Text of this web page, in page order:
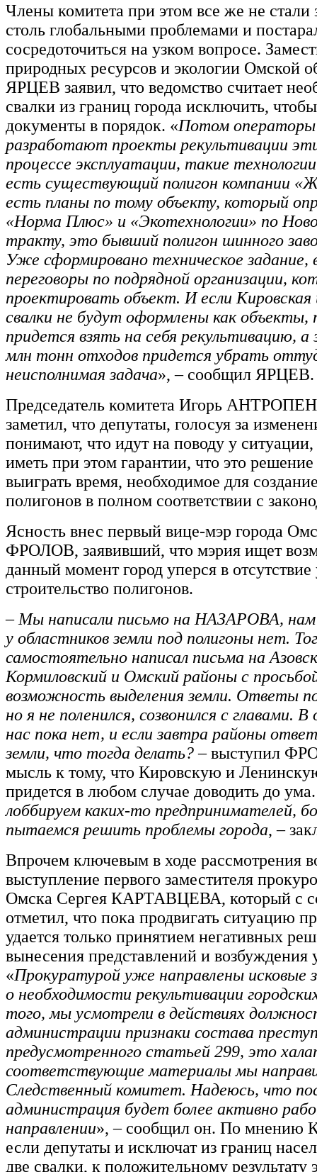
Члены комитета при этом все же не стали
столь глобальными проблемами и
сосредоточиться на узком вопросе.
природных ресурсов и экологии Омской
ЯРЦЕВ заявил, что ведомство считает
свалки из границ города исключить,
документы в порядок. «Потом
разработают проекты рекультивации
процессе эксплуатации, такие
есть существующий полигон компании
есть планы по тому объекту, который
«Норма Плюс» и «Экотехнологии» по
тракту, это бывший полигон шинного
Уже сформировано техническое задание,
переговоры по подрядной организации,
проектировать объект. И если Кировская
свалки не будут оформлены как объекты,
придется взять на себя рекультивацию,
млн тонн отходов придется убрать
неисполнимая задача», – сообщил ЯРЦЕВ.
Председатель комитета Игорь
заметил, что депутаты, голосуя за
понимают, что идут на поводу у
иметь при этом гарантии, что это решение
выиграть время, необходимое для
полигонов в полном соответствии с
Ясность внес первый вице-мэр города
ФРОЛОВ, заявивший, что мэрия ищет
данный момент город уперся в отсутствие
строительство полигонов.
– Мы написали письмо на НАЗАРОВА,
у областников земли под полигоны нет.
самостоятельно написал письма на
Кормиловский и Омский районы с
возможность выделения земли. Ответы
но я не поленился, созвонился с главами.
нас пока нет, и если завтра районы
земли, что тогда делать?– выступил
мысль к тому, что Кировскую и
придется в любом случае доводить до
лоббируем каких-то предпринимателей,
пытаемся решить проблемы города, –
Впрочем ключевым в ходе рассмотрения
выступление первого заместителя
Омска Сергея КАРТАВЦЕВА, который с
отметил, что пока продвигать ситуацию
удается только принятием негативных
вынесения представлений и возбуждения
«Прокуратурой уже направлены исковые
о необходимости рекультивации
того, мы усмотрели в действиях
администрации признаки состава
предусмотренного статьей 299, это
соответствующие материалы мы
Следственный комитет. Надеюсь, что
администрация будет более активно
направлении», – сообщил он. По
если депутаты и исключат из границ
две свалки, к положительному результату